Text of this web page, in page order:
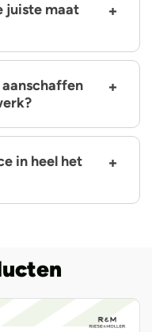
juiste maat
in heel het